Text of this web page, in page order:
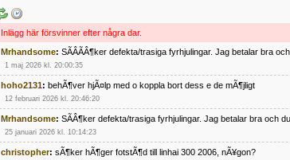
Inlägg här försvinner efter några dar.
Mrhandsome: SÃÂÃÂ¶ker defekta/trasiga fyrhjulingar. Jag betalar bra
1 maj 2026 kl. 20:00:35
hoho2131: behÃ¶ver hjÃ¤lp med o koppla bort dess e de mÃ¶jligt
12 februari 2026 kl. 20:46:20
Mrhandsome: SÃÂ¶ker defekta/trasiga fyrhjulingar. Jag betalar bra och
25 januari 2026 kl. 10:14:23
christopher: sÃ¶ker hÃ¶ger fotstÃ¶d till linhai 300 2006, nÃ¥gon?